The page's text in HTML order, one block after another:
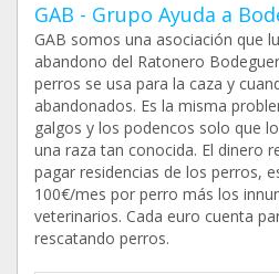
GAB - Grupo Ayuda a
GAB somos una asociación que
abandono del Ratonero
perros se usa para la caza y
abandonados. Es la misma
galgos y los podencos solo que
una raza tan conocida. El dinero
pagar residencias de los perros,
100€/mes por perro más los
veterinarios. Cada euro cuenta
rescatando perros.